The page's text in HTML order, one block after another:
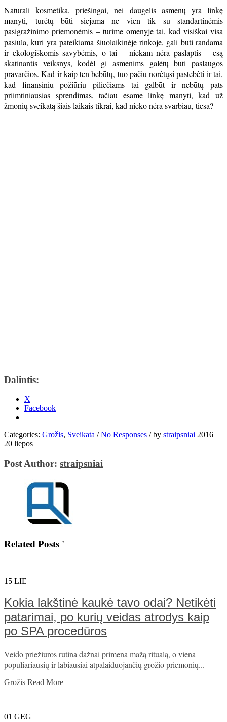
Natūrali kosmetika, priešingai, nei daugelis asmenų yra linkę
manyti, turėtų būti siejama ne vien tik su standartinėmis
pasigražinimo priemonėmis – turime omenyje tai, kad visiškai visa
pasiūla, kuri yra pateikiama šiuolaikinėje rinkoje, gali būti randama
ir ekologiškomis savybėmis, o tai – niekam nėra paslaptis – esą
skatinantis veiksnys, kodėl gi asmenims galėtų būti paslaugos
pravarčios. Kad ir kaip ten bebūtų, tuo pačiu norėtųsi pastebėti ir tai,
kad finansiniu požiūriu piliečiams tai galbūt ir nebūtų pats
priimtiniausias sprendimas, tačiau esame linkę manyti, kad už
žmonių sveikatą šiais laikais tikrai, kad nieko nėra svarbiau, tiesa?
Dalintis:
X
Facebook
Categories: Grožis, Sveikata / No Responses /by straipsniai 2016
20 liepos
Post Author: straipsniai
Related Posts '
15 LIE
Kokia lakštinė kaukė tavo odai? Netikėti
patarimai, po kurių veidas atrodys kaip
po SPA procedūros
Veido priežiūros rutina dažnai primena mažą ritualą, o viena
populiariausių ir labiausiai atpalaiduojančių grožio priemonių...
Grožis Read More
01 GEG